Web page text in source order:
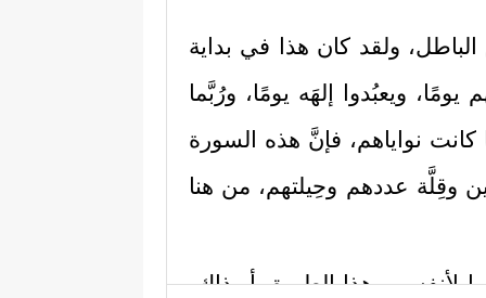
ولقد كان هذا في بداية
يومًا، ويعبُدوا إلهَه يومًا، ورُبَّما
نواياهم، فإنَّ هذه السورة
عددهم وحِيلتهم، من هنا
لأنفسهم هذا الطريق أو ذاك،